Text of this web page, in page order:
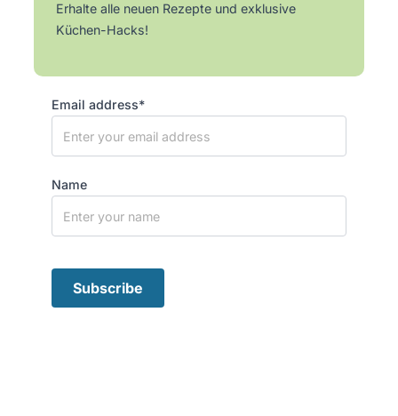
Erhalte alle neuen Rezepte und exklusive
Küchen-Hacks!
Email address*
Name